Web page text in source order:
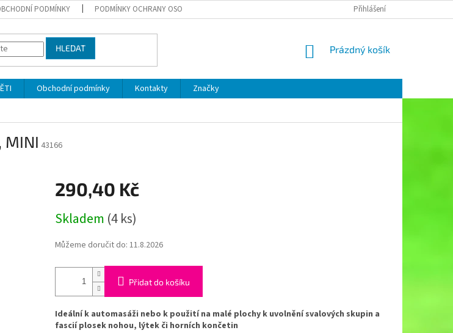
PODMÍNKY PODMÍNKY OCHRANY OSOBNÍCH ÚDAJŮ Přihlášení
HLEDAT
NÁKUPNÍ
Prázdný košík
Obchodní podmínky Kontakty
Značky
MINI 43166
290,40 Kč
cena:
Skladem (4 ks)
Můžeme doručit do: 11.8.2026
Přidat do košíku
Ideální k automasáži nebo k použití na malé plochy k uvolnění svalových skupin a
fascií plosek nohou, lýtek či horních končetin